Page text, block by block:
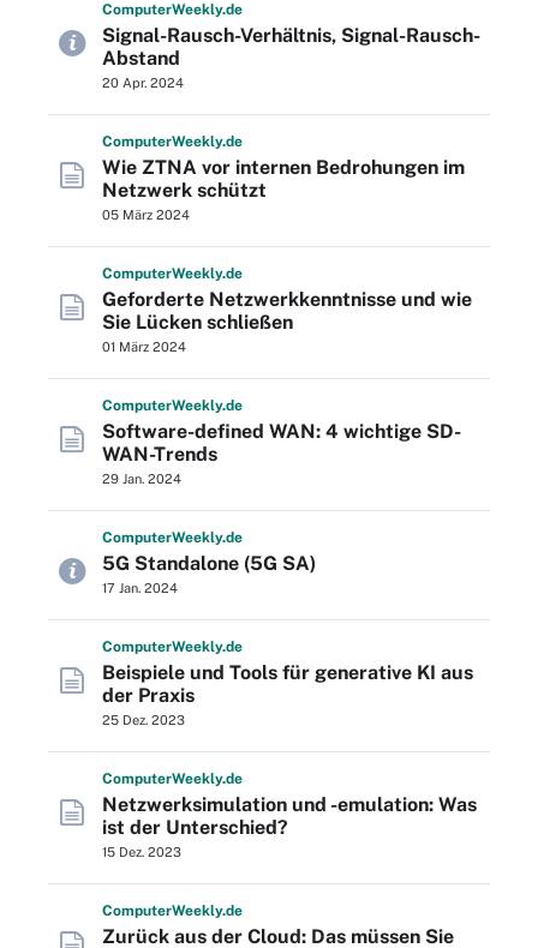
ComputerWeekly.de
Signal-Rausch-Verhältnis, Signal-Rausch-
Abstand
20 Apr. 2024
ComputerWeekly.de
Wie ZTNA vor internen Bedrohungen im
Netzwerk schützt
05 März 2024
ComputerWeekly.de
Geforderte Netzwerkkenntnisse und wie
Sie Lücken schließen
01 März 2024
ComputerWeekly.de
Software-defined WAN: 4 wichtige SD-
WAN-Trends
29 Jan. 2024
ComputerWeekly.de
5G Standalone (5G SA)
17 Jan. 2024
ComputerWeekly.de
Beispiele und Tools für generative KI aus
der Praxis
25 Dez. 2023
ComputerWeekly.de
Netzwerksimulation und -emulation: Was
ist der Unterschied?
15 Dez. 2023
ComputerWeekly.de
Zurück aus der Cloud: Das müssen Sie